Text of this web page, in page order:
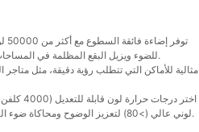
للضوء ويزيل البقع المظلمة في المساحات التجارية أو الصناعية الواسعة.
مثالية للأماكن التي تتطلب رؤية دقيقة، مثل متاجر
لوني عالي (>80) لتعزيز الوضوح ومحاكاة ضوء النهار الطبيعي لتحسين الإنتاجية.